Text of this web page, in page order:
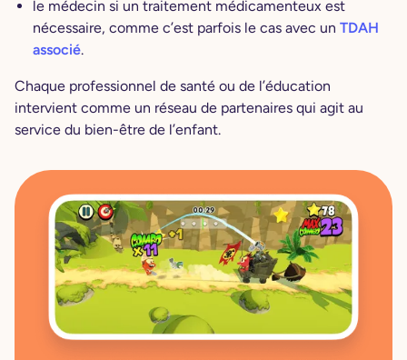
le médecin si un traitement médicamenteux est
nécessaire, comme c’est parfois le cas avec un TDAH
associé.
Chaque professionnel de santé ou de l’éducation
intervient comme un réseau de partenaires qui agit au
service du bien-être de l’enfant.